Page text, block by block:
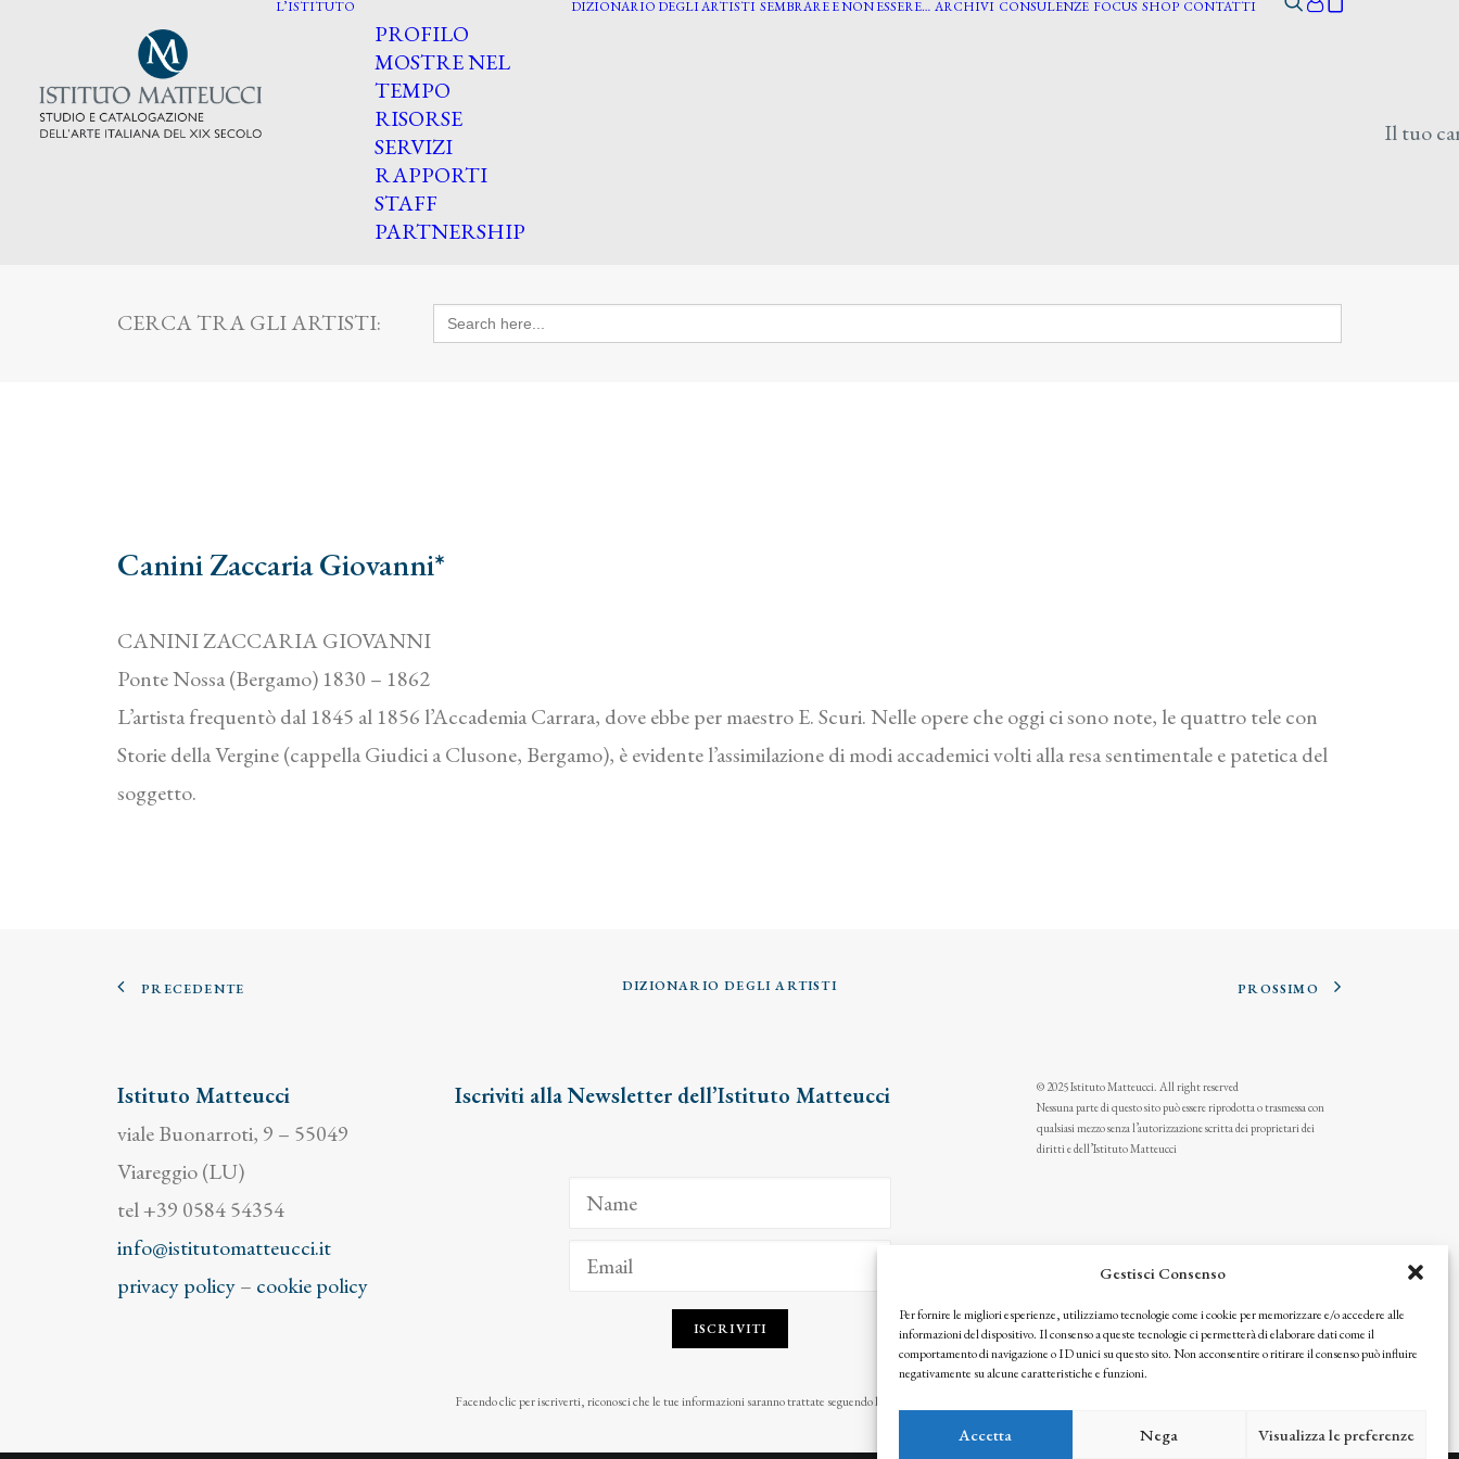
Gestisci Consenso
Per fornire le migliori esperienze, utilizziamo tecnologie come i cookie per memorizzare e/o accedere alle
informazioni del dispositivo. Il consenso a queste tecnologie ci permetterà di elaborare dati come il
comportamento di navigazione o ID unici su questo sito. Non acconsentire o ritirare il consenso può influire
negativamente su alcune caratteristiche e funzioni.
Accetta Nega Visualizza le preferenze
L’ISTITUTO
PROFILO
MOSTRE NEL
TEMPO
RISORSE
SERVIZI
RAPPORTI
STAFF
PARTNERSHIP
DIZIONARIO DEGLI ARTISTI SEMBRARE E NON ESSERE… ARCHIVI CONSULENZE FOCUS SHOP CONTATTI
Il tuo
CERCA TRA GLI ARTISTI: Search
for:
Canini Zaccaria Giovanni*
CANINI ZACCARIA GIOVANNI
Ponte Nossa (Bergamo) 1830 – 1862
L’artista frequentò dal 1845 al 1856 l’Accademia Carrara, dove ebbe per maestro E. Scuri. Nelle opere che oggi ci sono note, le quattro tele con
Storie della Vergine (cappella Giudici a Clusone, Bergamo), è evidente l’assimilazione di modi accademici volti alla resa sentimentale e patetica del
soggetto.
PRECEDENTE DIZIONARIO DEGLI ARTISTI PROSSIMO
Istituto Matteucci
viale Buonarroti, 9 – 55049
Viareggio (LU)
tel +39 0584 54354
info@istitutomatteucci.it
privacy policy– cookie policy
Iscriviti alla Newsletter dell’Istituto Matteucci
ISCRIVITI
Facendo clic per iscriverti, riconosci che le tue informazioni saranno trattate seguendo la nostra
© 2025 Istituto Matteucci. All right reserved
Nessuna parte di questo sito può essere riprodotta o trasmessa con
qualsiasi mezzo senza l’autorizzazione scritta dei proprietari dei
diritti e dell’Istituto Matteucci